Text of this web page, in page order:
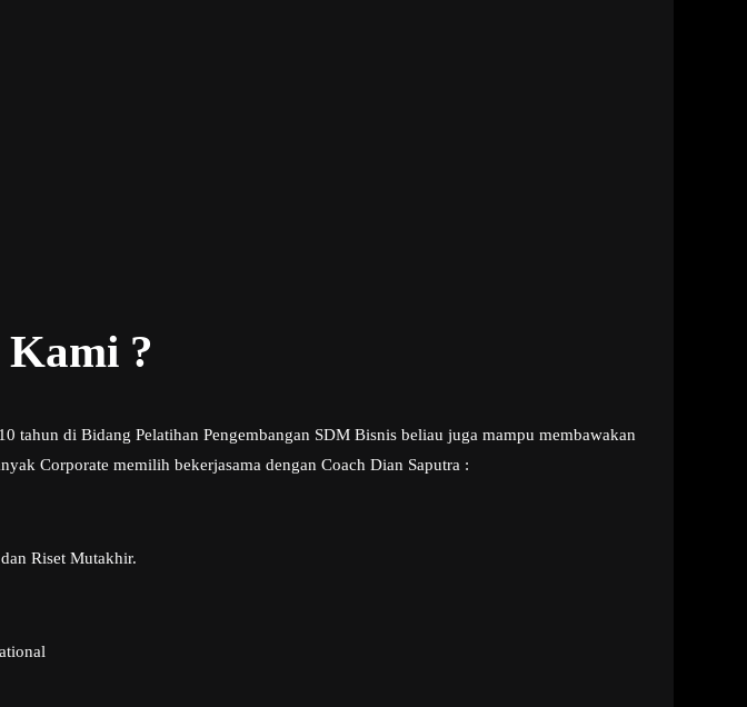
?
tahun di Bidang Pelatihan Pengembangan SDM Bisnis beliau juga mampu membawakan
Corporate memilih bekerjasama dengan Coach Dian Saputra :
Riset Mutakhir.